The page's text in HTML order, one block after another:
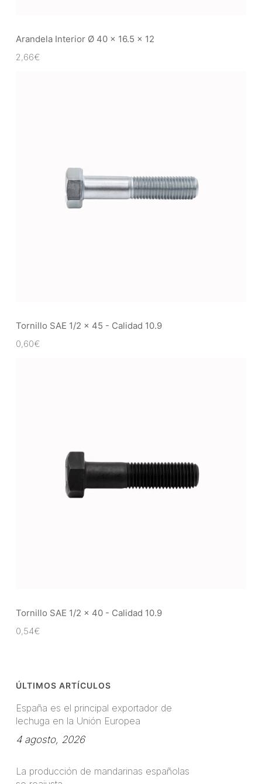
Arandela Interior Ø 40 x 16.5 x 12
2,66€
Tornillo SAE 1/2 x 45 - Calidad 10.9
0,60€
Tornillo SAE 1/2 x 40 - Calidad 10.9
0,54€
ÚLTIMOS ARTÍCULOS
España es el principal exportador de
lechuga en la Unión Europea
4 agosto, 2026
La producción de mandarinas españolas